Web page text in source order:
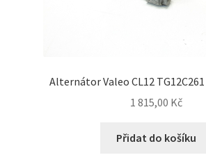
Alternátor Valeo CL12 TG12C261
1 815,00 Kč
Přidat do košíku